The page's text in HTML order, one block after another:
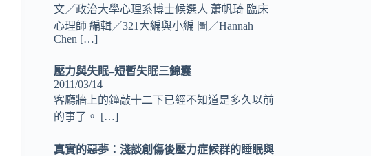
文／政治大學心理系博士候選人 蕭帆琦 臨床
心理師 編輯／321大編與小編 圖／Hannah
Chen […]
壓力與失眠–短暫失眠三錦囊
2011/03/14
客廳牆上的鐘敲十二下已經不知道是多久以前
的事了。 […]
真實的惡夢：淺談創傷後壓力症候群的睡眠與